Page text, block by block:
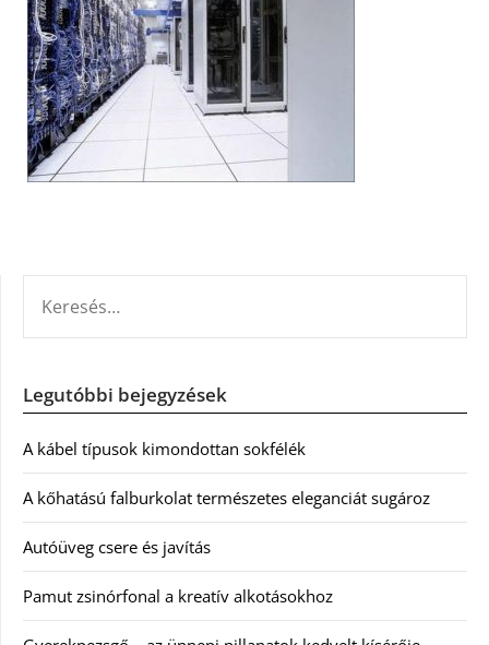
Legutóbbi bejegyzések
A kábel típusok kimondottan sokfélék
A kőhatású falburkolat természetes eleganciát sugároz
Autóüveg csere és javítás
Pamut zsinórfonal a kreatív alkotásokhoz